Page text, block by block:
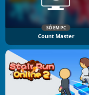
SÓ EM PC
Count Master